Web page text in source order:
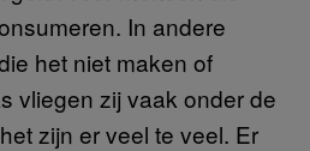
In andere
het niet maken of
vliegen zij vaak onder de
zijn er veel te veel. Er